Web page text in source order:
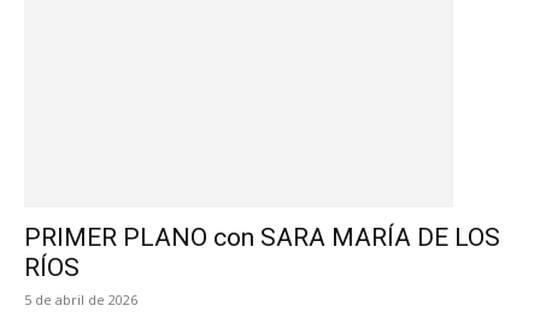
PRIMER PLANO con SARA MARÍA DE LOS
RÍOS
5 de abril de 2026